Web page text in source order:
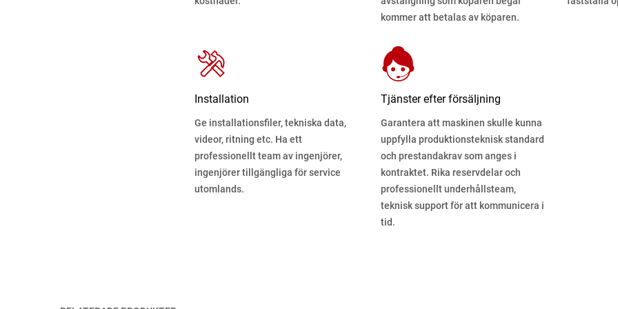
kommer att betalas av köparen.
Installation
Ge installationsfiler, tekniska data,
videor, ritning etc. Ha ett
professionellt team av ingenjörer,
ingenjörer tillgängliga för service
utomlands.
Tjänster efter försäljning
Garantera att maskinen skulle kunna
uppfylla produktionsteknisk standard
och prestandakrav som anges i
kontraktet. Rika reservdelar och
professionellt underhållsteam,
teknisk support för att kommunicera i
tid.